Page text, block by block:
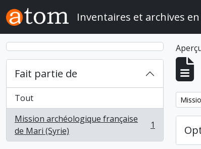
Skip to main content
Inventaires et archives
Fait partie de
Tout
Mission archéologique française
de Mari (Syrie)
, 1 résultats 1